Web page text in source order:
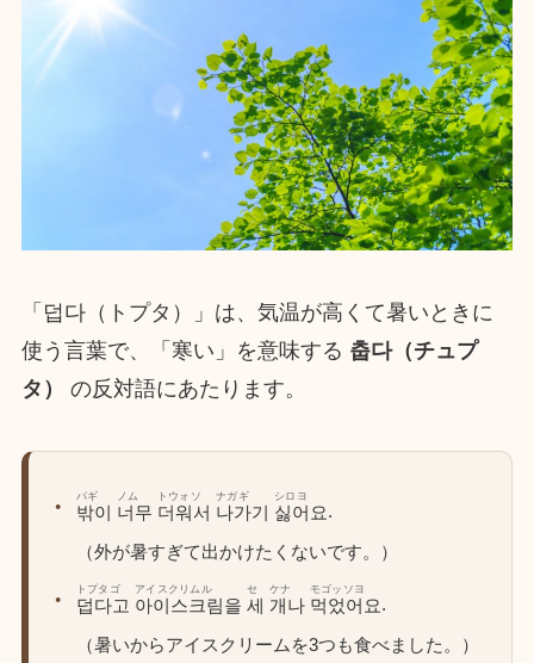
「덥다（トプタ）」は、気温が高くて暑いときに
使う言葉で、「寒い」を意味する 춥다（チュプ
タ）
の反対語にあたります。
밖이
パギ
너무
ノム
더워서
トウォソ
나가기
ナガギ
싫어요
シロヨ
.
（外が暑すぎて出かけたくないです。）
덥다고
トプタゴ
아이스크림을
アイスクリムル
세
セ
개나
ケナ
먹었어요
モゴッソヨ
.
（暑いからアイスクリームを3つも食べました。）